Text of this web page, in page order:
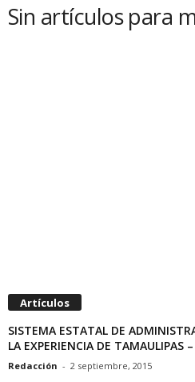
Sin artículos para
Artículos
SISTEMA ESTATAL DE
LA EXPERIENCIA DE TAMAULIPAS
Redacción - 2 septiembre, 2015